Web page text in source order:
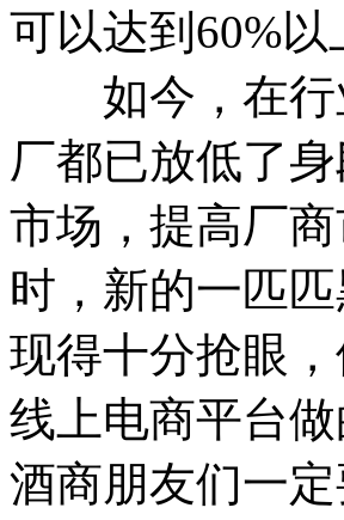
可以达到60%
如今，在行
厂都已放低了
市场，提高厂
时，新的一匹
现得十分抢眼
线上电商平台
酒商朋友们一